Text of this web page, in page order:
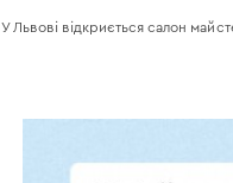
У Львові відкриється салон